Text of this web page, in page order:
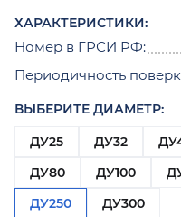
ХАРАКТЕРИСТИКИ:
Номер в ГРСИ РФ:
Периодичность
ВЫБЕРИТЕ ДИАМЕТР:
ДУ25
ДУ32
ДУ80
ДУ100
ДУ250
ДУ300